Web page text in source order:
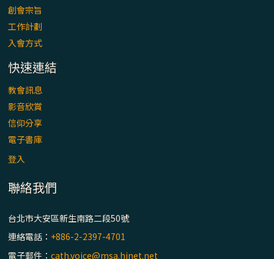
創會宗旨
工作計劃
入會方式
快速連結
教會訊息
影音欣賞
信仰分享
電子書庫
登入
聯絡我們
台北市大安區新生南路二段50號
連絡電話： +886-2-2397-4701
電子郵件：cath.voice@msa.hinet.net